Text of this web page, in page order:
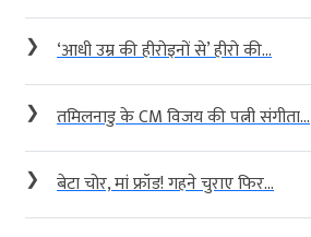
❯ ‘आधी उम्र की हीरोइनों से’ हीरो की...
❯ तमिलनाडु के CM विजय की पत्नी संगीता...
❯ बेटा चोर, मां फ्रॉड! गहने चुराए फिर...